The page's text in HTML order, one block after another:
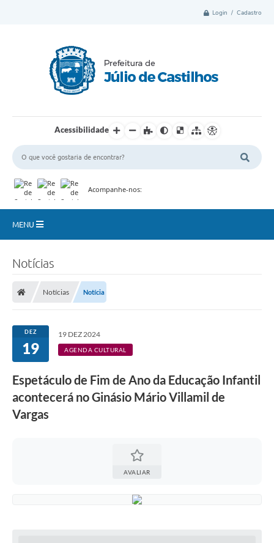
Login / Cadastro
Acessibilidade
Acompanhe-nos:
MENU
e-sic
Editais e Publicações
Contato
TCE/RS
Notícias
Notícias Notícia
DEZ
19
19 DEZ 2024
AGENDA CULTURAL
Espetáculo de Fim de Ano da Educação Infantil
acontecerá no Ginásio Mário Villamil de
Vargas
AVALIAR